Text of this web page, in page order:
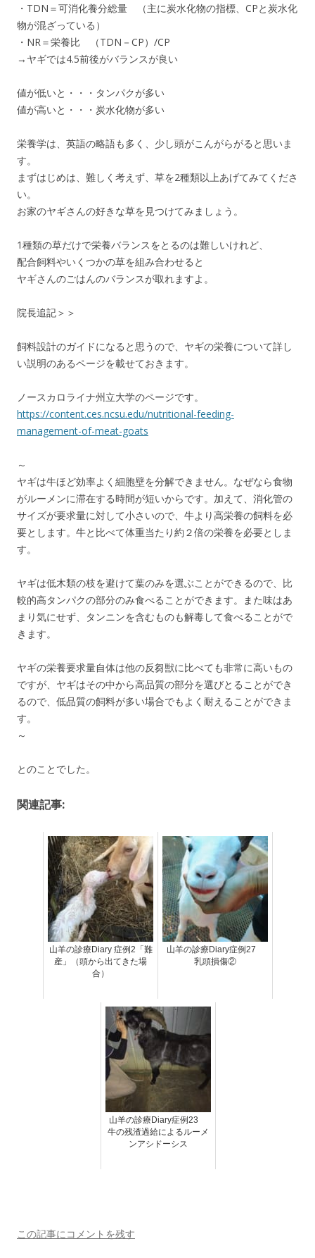
・TDN＝可消化養分総量 （主に炭水化物の指標、CPと炭水化
物が混ざっている）
・NR＝栄養比 （TDN－CP）/CP
→ヤギでは4.5前後がバランスが良い
値が低いと・・・タンパクが多い
値が高いと・・・炭水化物が多い
栄養学は、英語の略語も多く、少し頭がこんがらがると思いま
す。
まずはじめは、難しく考えず、草を2種類以上あげてみてくださ
い。
お家のヤギさんの好きな草を見つけてみましょう。
1種類の草だけで栄養バランスをとるのは難しいけれど、
配合飼料やいくつかの草を組み合わせると
ヤギさんのごはんのバランスが取れますよ。
院長追記＞＞
飼料設計のガイドになると思うので、ヤギの栄養について詳し
い説明のあるページを載せておきます。
ノースカロライナ州立大学のページです。
https://content.ces.ncsu.edu/nutritional-feeding-
management-of-meat-goats
～
ヤギは牛ほど効率よく細胞壁を分解できません。なぜなら食物
がルーメンに滞在する時間が短いからです。加えて、消化管の
サイズが要求量に対して小さいので、牛より高栄養の飼料を必
要とします。牛と比べて体重当たり約２倍の栄養を必要としま
す。
ヤギは低木類の枝を避けて葉のみを選ぶことができるので、比
較的高タンパクの部分のみ食べることができます。また味はあ
まり気にせず、タンニンを含むものも解毒して食べることがで
きます。
ヤギの栄養要求量自体は他の反芻獣に比べても非常に高いもの
ですが、ヤギはその中から高品質の部分を選びとることができ
るので、低品質の飼料が多い場合でもよく耐えることができま
す。
～
とのことでした。
関連記事:
山羊の診療Diary 症例2「難
産」（頭から出てきた場
合）
山羊の診療Diary症例27
乳頭損傷②
山羊の診療Diary症例23
牛の残渣過給によるルーメ
ンアシドーシス
この記事にコメントを残す